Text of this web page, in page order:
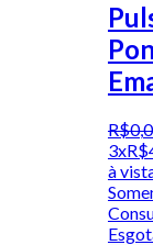
R$0,
3xR$
à